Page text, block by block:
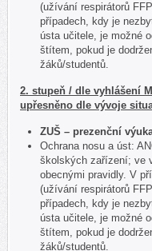
(užívání respirátorů
případech, kdy je
ústa učitele, je možné
štítem, pokud je
žáků/studentů.
2. stupeň / dle vyhlášení
upřesněno dle vývoje
ZUŠ – prezenční
Ochrana nosu a úst:
školských zařízení; ve
obecnými pravidly. V
(užívání respirátorů
případech, kdy je
ústa učitele, je možné
štítem, pokud je
žáků/studentů.